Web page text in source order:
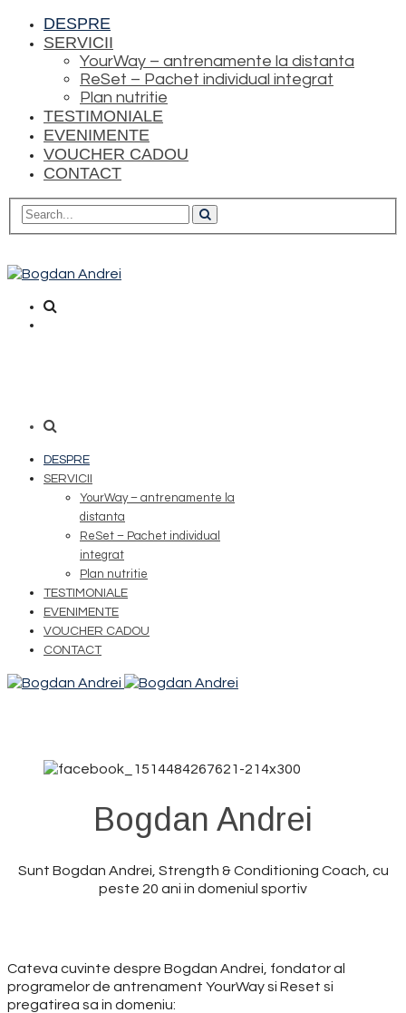
DESPRE
SERVICII
YourWay – antrenamente la distanta
ReSet – Pachet individual integrat
Plan nutritie
TESTIMONIALE
EVENIMENTE
VOUCHER CADOU
CONTACT
DESPRE
SERVICII
YourWay – antrenamente la
distanta
ReSet – Pachet individual
integrat
Plan nutritie
TESTIMONIALE
EVENIMENTE
VOUCHER CADOU
CONTACT
Bogdan Andrei
Sunt Bogdan Andrei, Strength & Conditioning Coach, cu
peste 20 ani in domeniul sportiv
Cateva cuvinte despre Bogdan Andrei, fondator al
programelor de antrenament YourWay si Reset si
pregatirea sa in domeniu: